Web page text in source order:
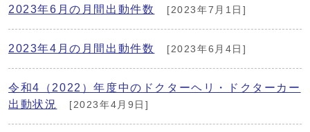
2023年6月の月間出動件数 [2023年7月1日]
2023年4月の月間出動件数 [2023年6月4日]
令和4（2022）年度中のドクターヘリ・ドクターカー
出動状況
[2023年4月9日]